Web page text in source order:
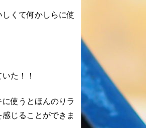
く て何かしらに使
た！！
使うとほんのりラ
じることができま